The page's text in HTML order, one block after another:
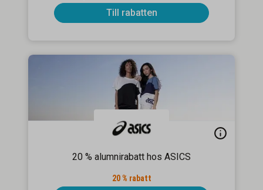
Till rabatten
20 % alumnirabatt hos ASICS
20 % rabatt